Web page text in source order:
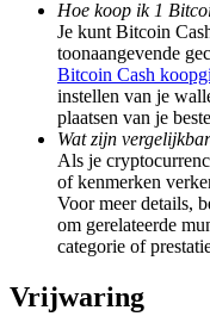
Exclusive for
Register & Trade
Precious Metals
Hoe koop ik 1
Je kunt Bitcoin
toonaangevende
Bitcoin Cash
instellen van je
plaatsen van je
Wat zijn
Als je
of kenmerken
Voor meer details,
om gerelateerde
categorie of
Vrijwaring